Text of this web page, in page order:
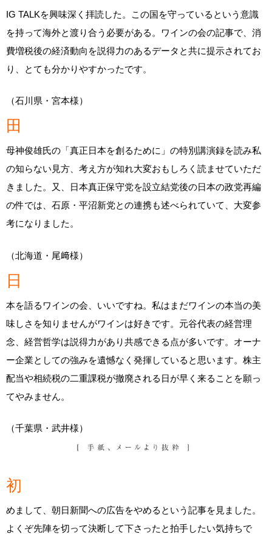
IG TALKを興味深く拝読した。この国を守っているという意識
を持って海外と渡り合う必要がある。ワインの会の記事で、消
費増税後の経済動向を説得力のあるデータと共に提示されてお
り、とても分かりやすかったです。
（石川県・宮本様）
田
母神俊雄氏の「真正日本を創るために」の特別講演録を読み私
の知らない見方、考え方が知れ大変おもしろく読ませていただ
きました。又、日本真正保守党を設立結党後の日本の政党再編
の件では、石原・平沼新党との連携も述べられていて、大変参
考になりました。
（北海道・尾﨑様）
日
本を語るワインの会、いいですね。私はまだワインの本当の美
味しさを知りませんがワインは好きです。元谷代表の経営理
念、経営哲学は説得力があり共感できる点が多いです。オーナ
ー企業としての強みを遺憾なく発揮していると思います。株主
配当や相続税の二重課税が撤廃される日が早く来ることを願っ
てやみません。
（千葉県・武井様）
初
めまして、朝日新聞への広告をやめるという記事を見ました。
よくぞ先陣を切って決断して下さったと拍手したい気持ちで